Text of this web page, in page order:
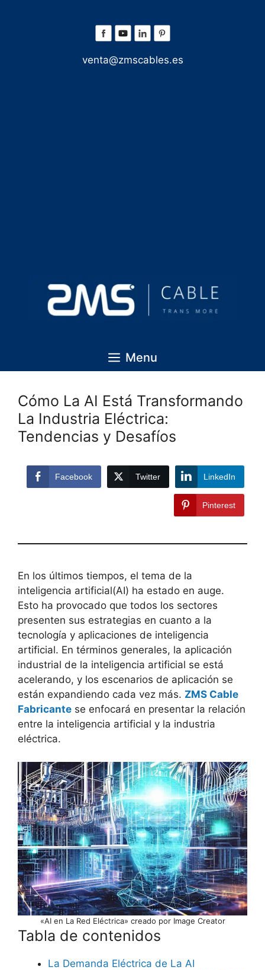
venta@zmscables.es
Menu
Cómo La AI Está Transformando
La Industria Eléctrica:
Tendencias y Desafíos
Facebook Twitter LinkedIn
Pinterest
En los últimos tiempos, el tema de la
inteligencia artificial(AI) ha estado en auge.
Esto ha provocado que todos los sectores
presenten sus estrategias en cuanto a la
tecnología y aplicaciones de inteligencia
artificial. En términos generales, la aplicación
industrial de la inteligencia artificial se está
acelerando, y los escenarios de aplicación se
están expandiendo cada vez más. ZMS Cable
Fabricante se enfocará en presentar la relación
entre la inteligencia artificial y la industria
eléctrica.
«AI en La Red Eléctrica» creado por Image Creator
Tabla de contenidos
La Demanda Eléctrica de La AI